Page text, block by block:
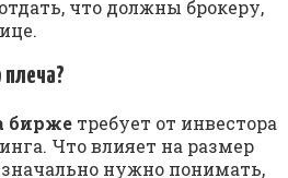
что должны брокеру,
плеча?
бирже требует от инвестора
Что влияет на размер
нужно понимать,